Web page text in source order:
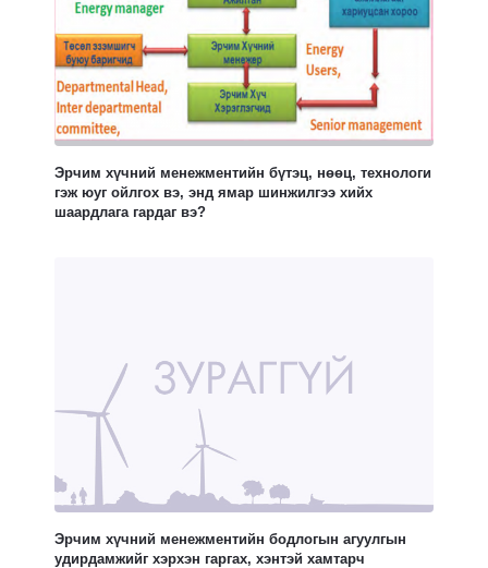
Эрчим хүчний менежментийн бүтэц, нөөц, технологи
гэж юуг ойлгох вэ, энд ямар шинжилгээ хийх
шаардлага гардаг вэ?
Эрчим хүчний менежментийн бодлогын агуулгын
удирдамжийг хэрхэн гаргах, хэнтэй хамтарч